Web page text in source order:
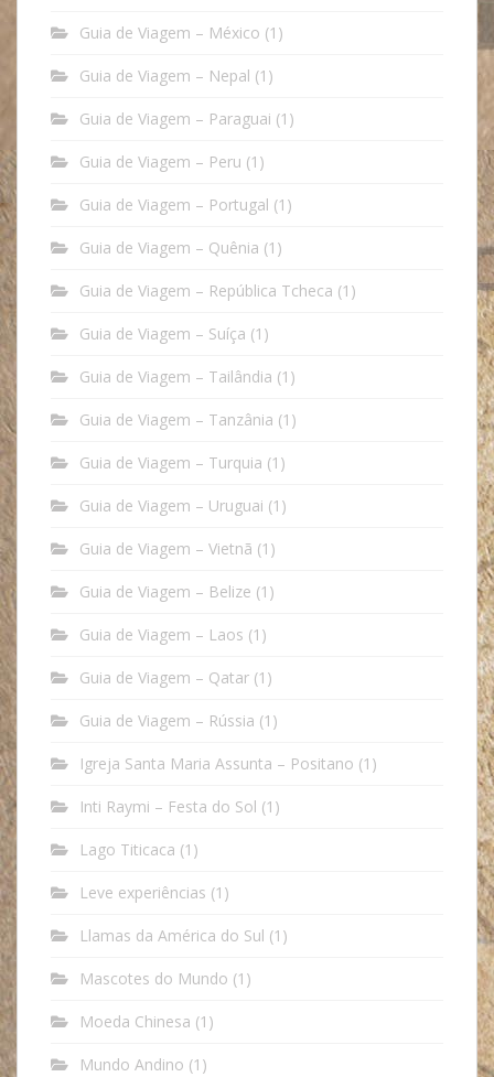
Guia de Viagem – México (1)
Guia de Viagem – Nepal (1)
Guia de Viagem – Paraguai (1)
Guia de Viagem – Peru (1)
Guia de Viagem – Portugal (1)
Guia de Viagem – Quênia (1)
Guia de Viagem – República Tcheca (1)
Guia de Viagem – Suíça (1)
Guia de Viagem – Tailândia (1)
Guia de Viagem – Tanzânia (1)
Guia de Viagem – Turquia (1)
Guia de Viagem – Uruguai (1)
Guia de Viagem – Vietnã (1)
Guia de Viagem – Belize (1)
Guia de Viagem – Laos (1)
Guia de Viagem – Qatar (1)
Guia de Viagem – Rússia (1)
Igreja Santa Maria Assunta – Positano (1)
Inti Raymi – Festa do Sol (1)
Lago Titicaca (1)
Leve experiências (1)
Llamas da América do Sul (1)
Mascotes do Mundo (1)
Moeda Chinesa (1)
Mundo Andino (1)